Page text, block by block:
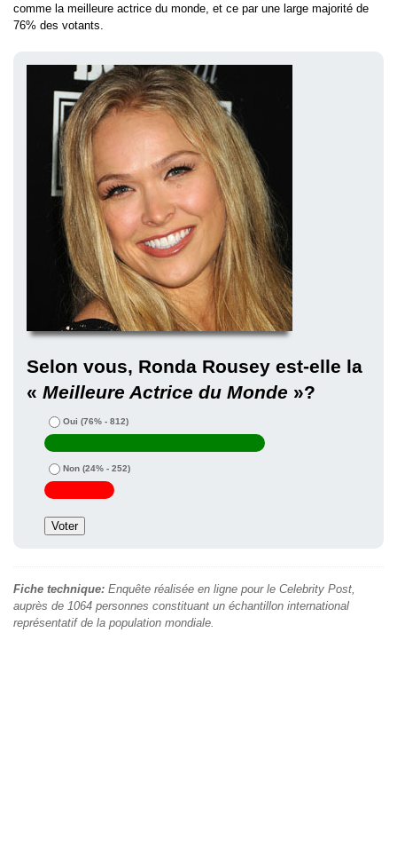
comme la meilleure actrice du monde, et ce par une large majorité de
76% des votants.
Selon vous, Ronda Rousey est-elle la
« Meilleure Actrice du Monde »?
Oui (76% - 812)
Non (24% - 252)
Fiche technique: Enquête réalisée en ligne pour le Celebrity Post,
auprès de 1064 personnes constituant un échantillon international
représentatif de la population mondiale.